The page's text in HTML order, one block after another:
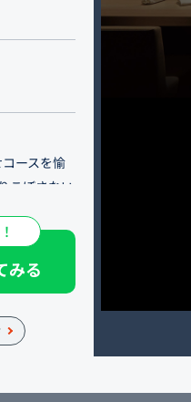
ースを愉
こぼさない
コース構
さい。
みる